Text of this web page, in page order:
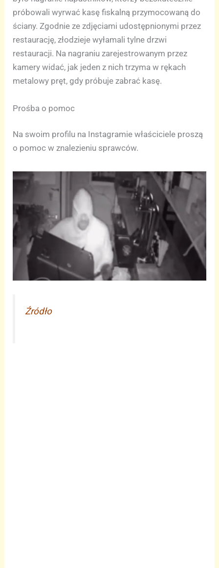
próbowali wyrwać kasę fiskalną przymocowaną do
ściany. Zgodnie ze zdjęciami udostępnionymi przez
restaurację, złodzieje wyłamali tylne drzwi
restauracji. Na nagraniu zarejestrowanym przez
kamery widać, jak jeden z nich trzyma w rękach
metalowy pręt, gdy próbuje zabrać kasę.
Prośba o pomoc
Na swoim profilu na Instagramie właściciele proszą
o pomoc w znalezieniu sprawców.
Źródło